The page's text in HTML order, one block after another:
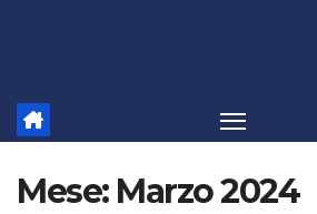
Mese: Marzo 2024